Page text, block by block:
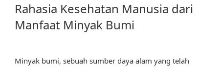
Rahasia Kesehatan Manusia dari
Manfaat Minyak Bumi
Minyak bumi, sebuah sumber daya alam yang telah